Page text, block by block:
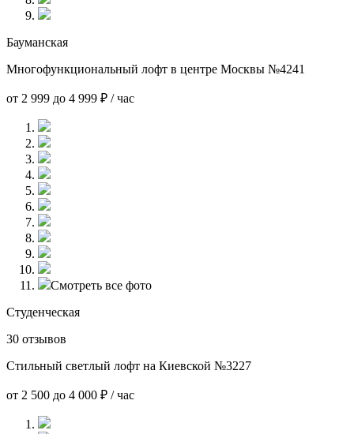
Бауманская
Многофункциональный лофт в центре Москвы №4241
от 2 999 до 4 999 ₽ / час
Смотреть все фото
Студенческая
30 отзывов
Стильный светлый лофт на Киевской №3227
от 2 500 до 4 000 ₽ / час